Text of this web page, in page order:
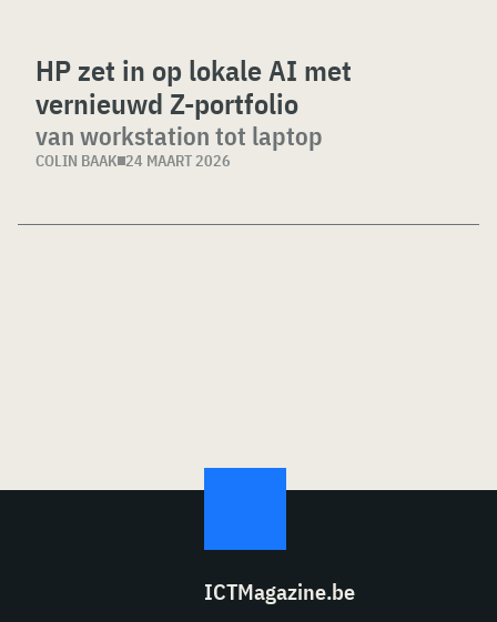
HP zet in op lokale AI met
vernieuwd Z-portfolio
van workstation tot laptop
COLIN BAAK 24 MAART 2026
ICTMagazine.be